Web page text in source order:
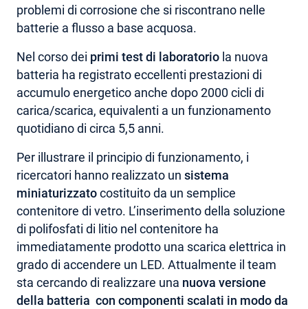
problemi di corrosione che si riscontrano nelle
batterie a flusso a base acquosa.
Nel corso dei primi test di laboratorio la nuova
batteria ha registrato eccellenti prestazioni di
accumulo energetico anche dopo 2000 cicli di
carica/scarica, equivalenti a un funzionamento
quotidiano di circa 5,5 anni.
Per illustrare il principio di funzionamento, i
ricercatori hanno realizzato un sistema
miniaturizzatocostituito da un semplice
contenitore di vetro. L’inserimento della soluzione
di polifosfati di litio nel contenitore ha
immediatamente prodotto una scarica elettrica in
grado di accendere un LED. Attualmente il team
sta cercando di realizzare una nuova versione
della batteria con componenti scalati in modo da